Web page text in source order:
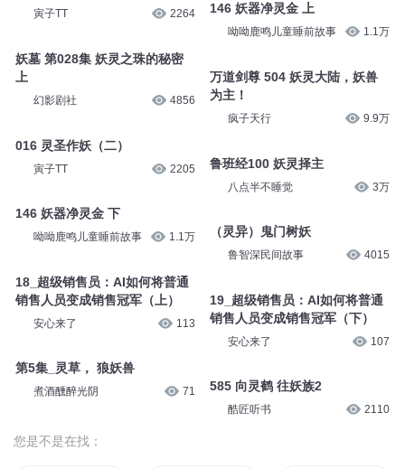
寅子TT 2264
妖墓 第028集 妖灵之珠的秘密
上
幻影剧社 4856
016 灵圣作妖（二）
寅子TT 2205
146 妖器净灵金 下
呦呦鹿鸣儿童睡前故事 1.1万
18_超级销售员：AI如何将普通
销售⼈员变成销售冠军（上）
安心来了 113
第5集_灵草， 狼妖兽
煮酒醺醉光阴 71
146 妖器净灵金 上
呦呦鹿鸣儿童睡前故事 1.1万
万道剑尊 504 妖灵大陆，妖兽
为主！
疯子天行 9.9万
鲁班经100 妖灵择主
八点半不睡觉 3万
（灵异）鬼门树妖
鲁智深民间故事 4015
19_超级销售员：AI如何将普通
销售⼈员变成销售冠军（下）
安心来了 107
585 向灵鹤 往妖族2
酷匠听书 2110
您是不是在找：